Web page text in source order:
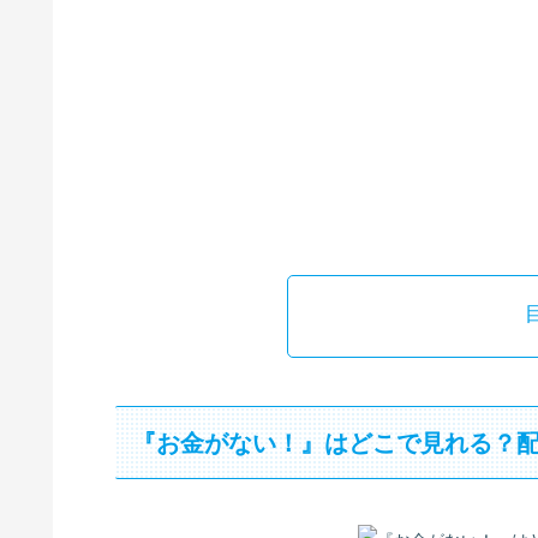
『お金がない！』はどこで見れる？